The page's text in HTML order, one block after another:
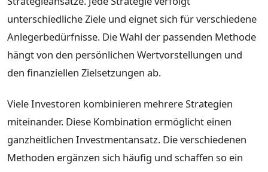
unterschiedliche Ziele und eignet sich für verschiedene
Anlegerbedürfnisse. Die Wahl der passenden Methode
hängt von den persönlichen Wertvorstellungen und
den finanziellen Zielsetzungen ab.
Viele Investoren kombinieren mehrere Strategien
miteinander. Diese Kombination ermöglicht einen
ganzheitlichen Investmentansatz. Die verschiedenen
Methoden ergänzen sich häufig und schaffen so ein